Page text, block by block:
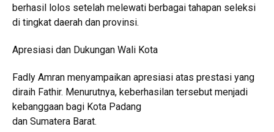
berhasil lolos setelah melewati berbagai tahapan seleksi
di tingkat daerah dan provinsi.
Apresiasi dan Dukungan Wali Kota
Fadly Amran menyampaikan apresiasi atas prestasi yang
diraih Fathir. Menurutnya, keberhasilan tersebut menjadi
kebanggaan bagi Kota Padang
dan Sumatera Barat.